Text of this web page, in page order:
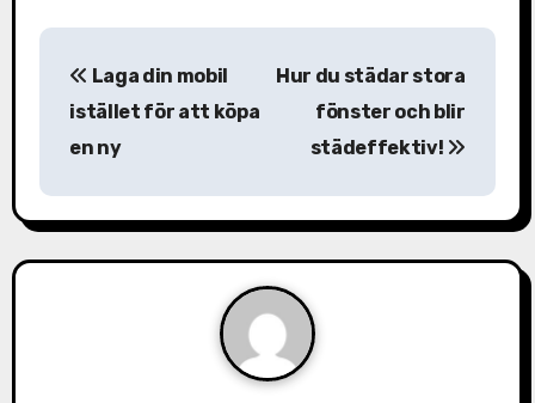
I
ä
g
Laga din mobil
istället för att köpa
en ny
Hur du städar stora
fönster och blir
städeffektiv!